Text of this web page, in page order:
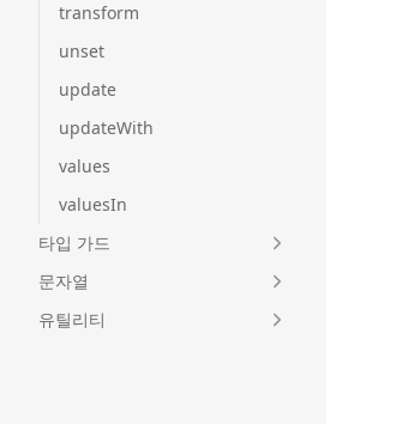
transform
unset
update
updateWith
values
valuesIn
타입 가드
문자열
유틸리티